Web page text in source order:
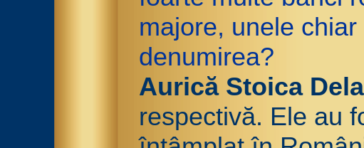
majore, unele
denumirea?
Aurică Stoica
respectivă. Ele au